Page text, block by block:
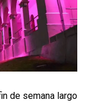
de semana largo